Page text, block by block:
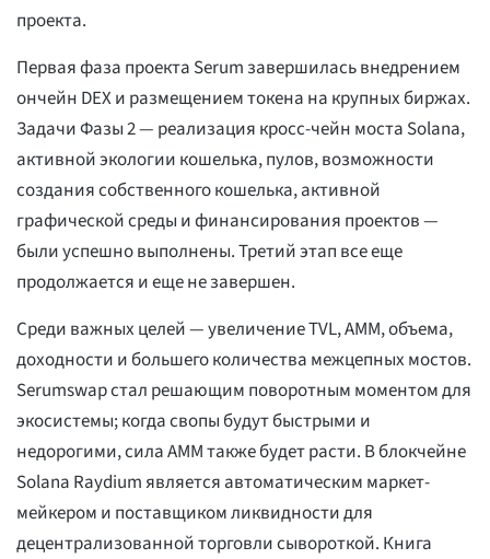
проекта.
Первая фаза проекта Serum завершилась внедрением
ончейн DEX и размещением токена на крупных биржах.
Задачи Фазы 2 — реализация кросс-чейн моста Solana,
активной экологии кошелька, пулов, возможности
создания собственного кошелька, активной
графической среды и финансирования проектов —
были успешно выполнены. Третий этап все еще
продолжается и еще не завершен.
Среди важных целей — увеличение TVL, AMM, объема,
доходности и большего количества межцепных мостов.
Serumswap стал решающим поворотным моментом для
экосистемы; когда свопы будут быстрыми и
недорогими, сила AMM также будет расти. В блокчейне
Solana Raydium является автоматическим маркет-
мейкером и поставщиком ликвидности для
децентрализованной торговли сывороткой. Книга